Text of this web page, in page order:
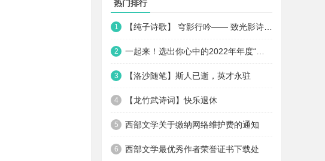
热门排行
1
2
3 【洛沙随笔】斯人已逝，英才永驻
4 【龙竹武诗词】快乐退休
5 西部文学关于缴纳网络维护费的通知
6 西部文学最优秀作者荣誉证书下载处